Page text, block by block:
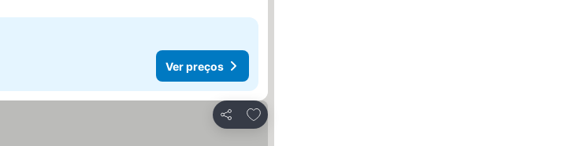
Ver preços
Partilhar
Adicionar aos favoritos